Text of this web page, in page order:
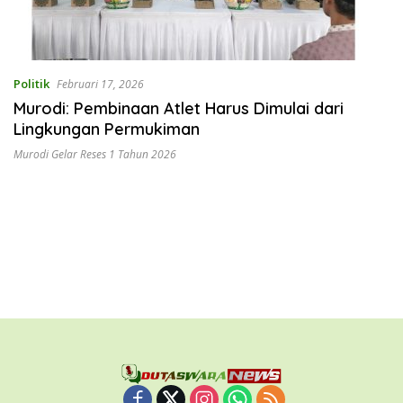
Politik Februari 17, 2026
Murodi: Pembinaan Atlet Harus Dimulai dari
Lingkungan Permukiman
Murodi Gelar Reses 1 Tahun 2026